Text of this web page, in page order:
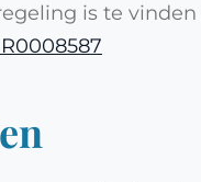
is te vinden